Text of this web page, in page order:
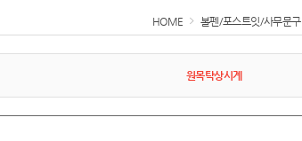
HOME 볼펜/포스트잇/사무문구
원목탁상시계